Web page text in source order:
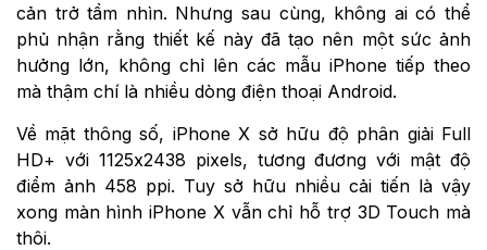
cản trở tầm nhìn. Nhưng sau cùng, không ai có thể
phủ nhận rằng thiết kế này đã tạo nên một sức ảnh
hưởng lớn, không chỉ lên các mẫu iPhone tiếp theo
mà thậm chí là nhiều dòng điện thoại Android.
Về mặt thông số, iPhone X sở hữu độ phân giải Full
HD+ với 1125x2438 pixels, tương đương với mật độ
điểm ảnh 458 ppi. Tuy sở hữu nhiều cải tiến là vậy
xong màn hình iPhone X vẫn chỉ hỗ trợ 3D Touch mà
thôi.